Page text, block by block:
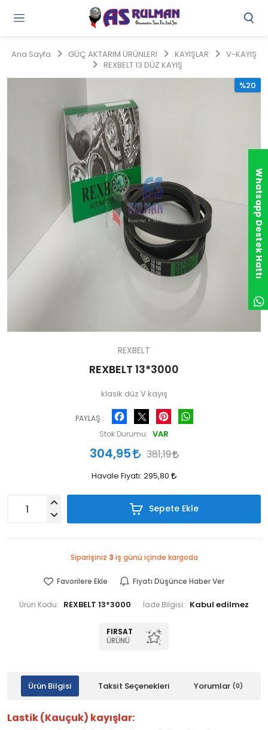
Ana Sayfa GÜÇ AKTARIM ÜRÜNLERİ KAYIŞLAR
V-KAYIŞ
REXBELT 13 DÜZ KAYIŞ
%20
REXBELT
REXBELT 13*3000
klasik düz V kayış
PAYLAŞ :
Facebook Pinterest
Stok Durumu: VAR
304,95 381,19
Havale Fiyatı: 295,80
Sepete Ekle
Siparişiniz 3 iş günü içinde kargoda
Favorilere Ekle Fiyatı Düşünce Haber Ver
Ürün Kodu: REXBELT 13*3000 İade Bilgisi:
FIRSAT
ÜRÜNÜ
Ürün Bilgisi Taksit Seçenekleri Yorumlar (0)
Lastik (Kauçuk) kayışlar:
Whatsapp Destek Hattı